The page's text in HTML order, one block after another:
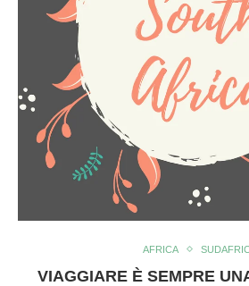
AFRICA
VIAGGIARE È SEMPRE